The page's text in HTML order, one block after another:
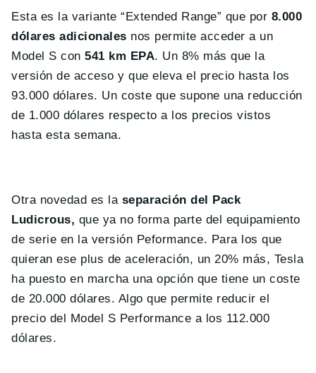
Esta es la variante “Extended Range” que por 8.000
dólares adicionales nos permite acceder a un
Model S con 541 km EPA. Un 8% más que la
versión de acceso y que eleva el precio hasta los
93.000 dólares. Un coste que supone una reducción
de 1.000 dólares respecto a los precios vistos
hasta esta semana.
Otra novedad es la separación del Pack
Ludicrous, que ya no forma parte del equipamiento
de serie en la versión Peformance. Para los que
quieran ese plus de aceleración, un 20% más, Tesla
ha puesto en marcha una opción que tiene un coste
de 20.000 dólares. Algo que permite reducir el
precio del Model S Performance a los 112.000
dólares.